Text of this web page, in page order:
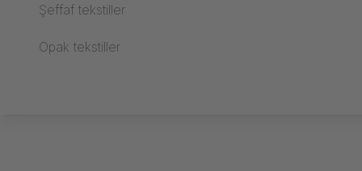
Şeffaf tekstiller
Opak tekstiller